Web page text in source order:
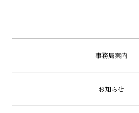
事務局案内
お知らせ